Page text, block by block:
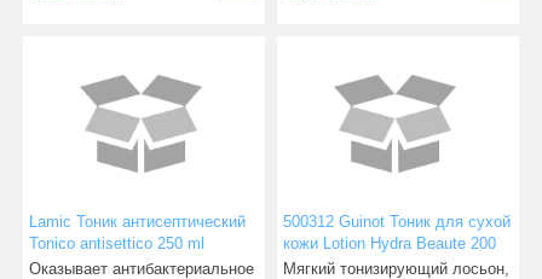
Lamic Тоник антисептический
Tonico antisettico 250 ml
Оказывает антибактериальное
500312 Guinot Тоник для сухой
кожи Lotion Hydra Beaute 200
мл
Мягкий тонизирующий лосьон,